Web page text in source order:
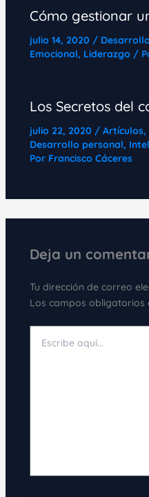
Cómo gestionar
julio 14, 2020 /
Emocional, Liderazgo/
Los Secretos del
julio 22, 2020 / Artículos,
Desarrollo personal,
Por Francisco Cáceres
Deja un
Tu dirección de correo
Los campos obligatorios
aquí...